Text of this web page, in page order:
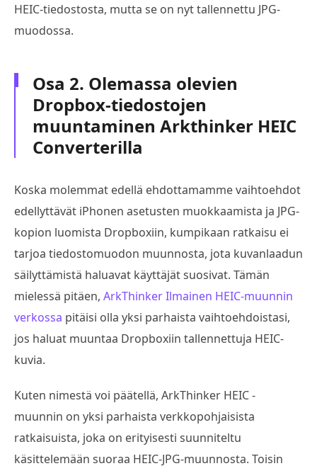
HEIC-tiedostosta, mutta se on nyt tallennettu JPG-
muodossa.
Osa 2. Olemassa olevien
Dropbox-tiedostojen
muuntaminen Arkthinker HEIC
Converterilla
Koska molemmat edellä ehdottamamme vaihtoehdot
edellyttävät iPhonen asetusten muokkaamista ja JPG-
kopion luomista Dropboxiin, kumpikaan ratkaisu ei
tarjoa tiedostomuodon muunnosta, jota kuvanlaadun
säilyttämistä haluavat käyttäjät suosivat. Tämän
mielessä pitäen, ArkThinker Ilmainen HEIC-muunnin
verkossa pitäisi olla yksi parhaista vaihtoehdoistasi,
jos haluat muuntaa Dropboxiin tallennettuja HEIC-
kuvia.
Kuten nimestä voi päätellä, ArkThinker HEIC -
muunnin on yksi parhaista verkkopohjaisista
ratkaisuista, joka on erityisesti suunniteltu
käsittelemään suoraa HEIC-JPG-muunnosta. Toisin